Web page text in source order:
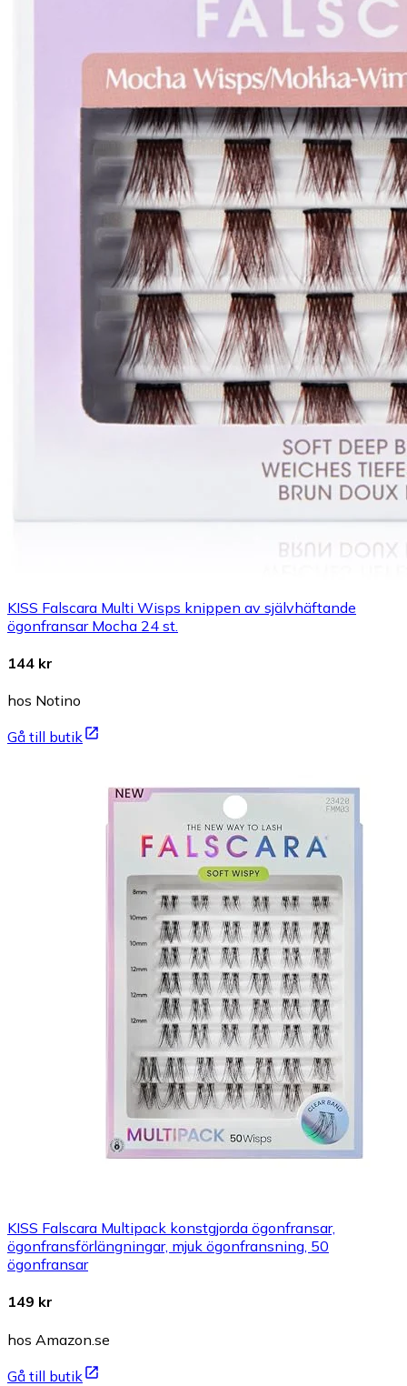
KISS Falscara Multi Wisps knippen av självhäftande
ögonfransar Mocha 24 st.
144 kr
hos Notino
Gå till butik
KISS Falscara Multipack konstgjorda ögonfransar,
ögonfransförlängningar, mjuk ögonfransning, 50
ögonfransar
149 kr
hos Amazon.se
Gå till butik